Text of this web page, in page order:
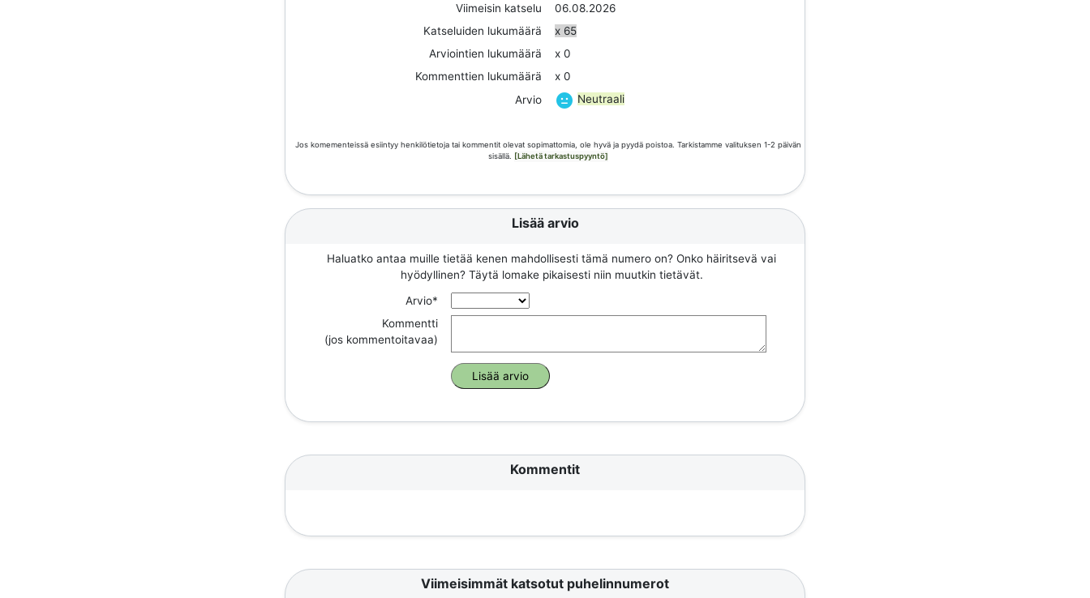
Viimeisin katselu
06.08.2026
Katseluiden lukumäärä
x 65
Arviointien lukumäärä
x 0
Kommenttien lukumäärä
x 0
Arvio
Neutraali
Jos komementeissä esiintyy henkilötietoja tai kommentit olevat sopimattomia, ole hyvä ja pyydä poistoa. Tarkistamme valituksen 1-2 päivän
sisällä. [Lähetä tarkastuspyyntö]
Lisää arvio
Haluatko antaa muille tietää kenen mahdollisesti tämä numero on? Onko häiritsevä vai
hyödyllinen? Täytä lomake pikaisesti niin muutkin tietävät.
Arvio*
Kommentti
(jos kommentoitavaa)
Kommentit
Viimeisimmät katsotut puhelinnumerot